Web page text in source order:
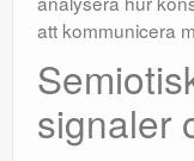
att kommunicera
signaler